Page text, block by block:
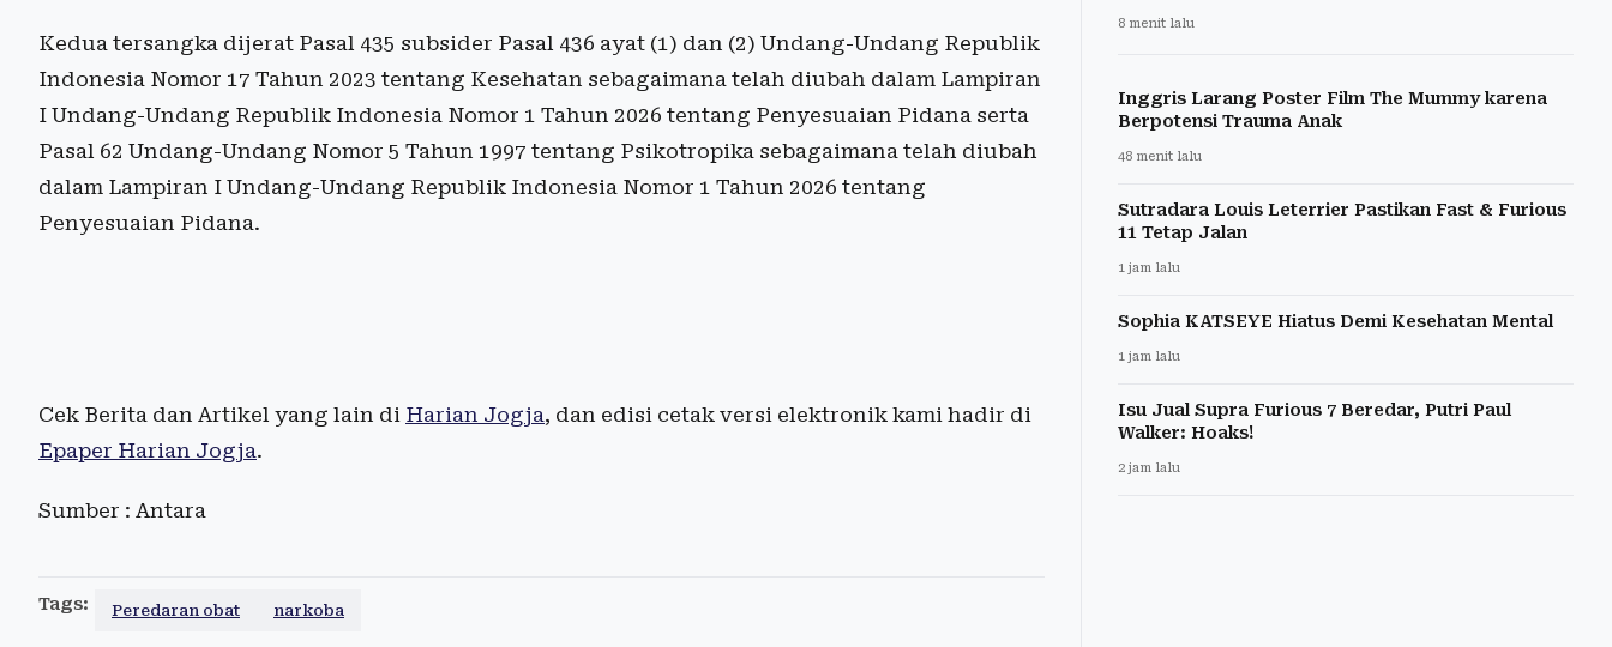
Kedua tersangka dijerat Pasal 435 subsider Pasal 436 ayat (1) dan (2) Undang-Undang Republik
Indonesia Nomor 17 Tahun 2023 tentang Kesehatan sebagaimana telah diubah dalam Lampiran
I Undang-Undang Republik Indonesia Nomor 1 Tahun 2026 tentang Penyesuaian Pidana serta
Pasal 62 Undang-Undang Nomor 5 Tahun 1997 tentang Psikotropika sebagaimana telah diubah
dalam Lampiran I Undang-Undang Republik Indonesia Nomor 1 Tahun 2026 tentang
Penyesuaian Pidana.
Cek Berita dan Artikel yang lain di Harian Jogja, dan edisi cetak versi elektronik kami hadir di
Epaper Harian Jogja.
Sumber : Antara
Tags: Peredaran obat narkoba
8 menit lalu
Inggris Larang Poster Film The Mummy karena
Berpotensi Trauma Anak
48 menit lalu
Sutradara Louis Leterrier Pastikan Fast & Furious
11 Tetap Jalan
1 jam lalu
Sophia KATSEYE Hiatus Demi Kesehatan Mental
1 jam lalu
Isu Jual Supra Furious 7 Beredar, Putri Paul
Walker: Hoaks!
2 jam lalu